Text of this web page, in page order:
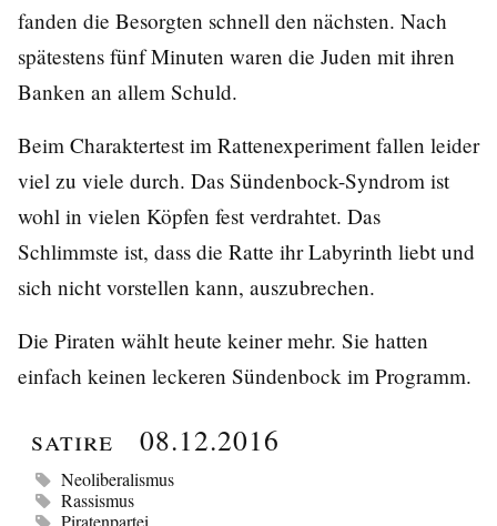
fanden die Besorgten schnell den nächsten. Nach
spätestens fünf Minuten waren die Juden mit ihren
Banken an allem Schuld.
Beim Charaktertest im Rattenexperiment fallen leider
viel zu viele durch. Das Sündenbock-Syndrom ist
wohl in vielen Köpfen fest verdrahtet. Das
Schlimmste ist, dass die Ratte ihr Labyrinth liebt und
sich nicht vorstellen kann, auszubrechen.
Die Piraten wählt heute keiner mehr. Sie hatten
einfach keinen leckeren Sündenbock im Programm.
Satire 08.12.2016
Neoliberalismus
Rassismus
Piratenpartei